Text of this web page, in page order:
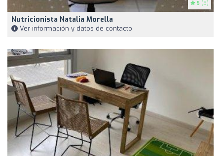
5 (5)
Nutricionista Natalia Morella
Ver información y datos de contacto